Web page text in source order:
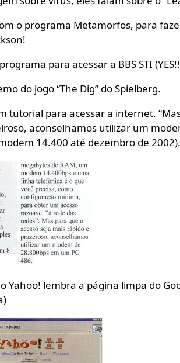
o programa Metamorfos, para
para acessar a BBS STI
do jogo “The Dig” do Spielberg.
tutorial para acessar a internet.
aconselhamos utilizar um
14.400 até dezembro de 2002).
Yahoo! lembra a página limpa do